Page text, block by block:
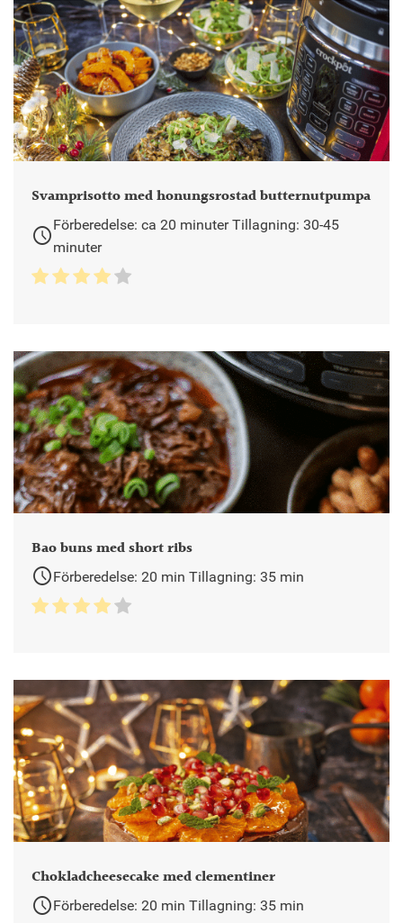
Svamprisotto med honungsrostad butternutpumpa
scheduleFörberedelse: ca 20 minuter Tillagning: 30-45
minuter
Bao buns med short ribs
scheduleFörberedelse: 20 min Tillagning: 35 min
Chokladcheesecake med clementiner
scheduleFörberedelse: 20 min Tillagning: 35 min